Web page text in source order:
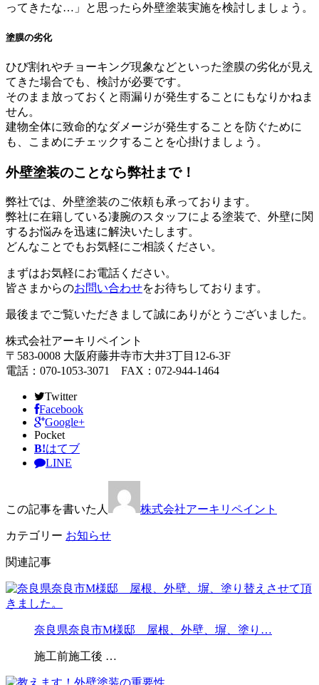
ってきたな…」と思ったら外壁塗装実施を検討しましょう。
塗膜の劣化
ひび割れやチョーキング現象などといった塗膜の劣化が見え
てきた場合でも、検討が必要です。
そのまま放っておくと雨漏りが発生することにもなりかねま
せん。
建物全体に致命的なダメージが発生することを防ぐために
も、こまめにチェックすることを心掛けましょう。
外壁塗装のことなら弊社まで！
弊社では、外壁塗装のご依頼も承っております。
弊社に在籍している凄腕のスタッフによる塗装で、外壁に関
するお悩みを迅速に解決いたします。
どんなことでもお気軽にご相談ください。
まずはお気軽にお電話ください。
皆さまからのお問い合わせをお待ちしております。
最後までご覧いただきまして誠にありがとうございました。
株式会社アーキリペイント
〒583-0008 大阪府藤井寺市大井3丁目12-6-3F
電話：070-1053-3071 FAX：072-944-1464
Twitter
Facebook
Google+
Pocket
B!はてブ
LINE
この記事を書いた人 株式会社アーキリペイント
カテゴリー お知らせ
関連記事
奈良県奈良市M様邸 屋根、外壁、塀、塗り…
施工前施工後 …